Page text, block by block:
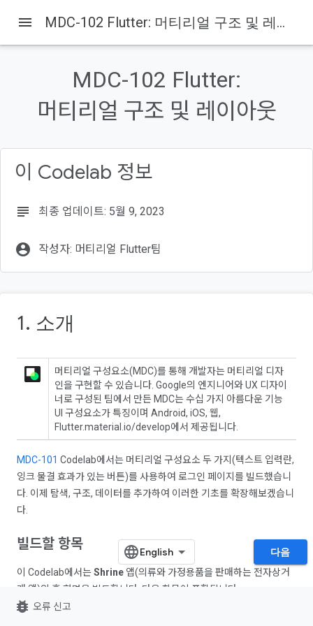
이 Codelab의 Material Flutter 구성요소 및 하위 시스템
Flutter 개발 환경 설정
menu MDC-102 Flutter: 머티리얼 구조 및 레이아웃
MDC-102 Flutter:
머티리얼 구조 및 레이아웃
이 Codelab 정보
subject 최종 업데이트: 5월 9, 2023
account_circle 작성자: 머티리얼 Flutter팀
1. 소개
머티리얼 구성요소(MDC)를 통해 개발자는 머티리얼 디자
인을 구현할 수 있습니다. Google의 엔지니어와 UX 디자이
너로 구성된 팀에서 만든 MDC는 수십 가지 아름다운 기능
UI 구성요소가 특징이며 Android, iOS, 웹,
Flutter.material.io/develop에서 제공됩니다.
MDC-101 Codelab에서는 머티리얼 구성요소 두 가지(텍스트 입력란,
잉크 물결 효과가 있는 버튼)를 사용하여 로그인 페이지를 빌드했습니
다. 이제 탐색, 구조, 데이터를 추가하여 이러한 기초를 확장해보겠습니
다.
빌드할 항목
이 Codelab에서는Shrine 앱(의류와 가정용품을 판매하는 전자상거
래 앱)의 홈 화면을 빌드합니다. 다음 항목이 포함됩니다.
다음
bug_report 오류 신고